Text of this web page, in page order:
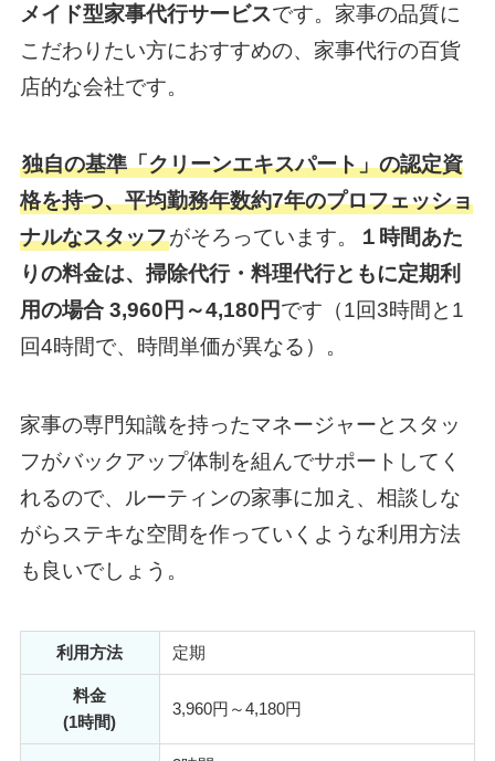
メイド型家事代行サービスです。家事の品質に
こだわりたい方におすすめの、家事代行の百貨
店的な会社です。
独自の基準「クリーンエキスパート」の認定資
格を持つ、平均勤務年数約7年のプロフェッショ
ナルなスタッフがそろっています。
１時間あた
りの料金は、掃除代行・料理代行ともに定期利
用の場合 3,960円～4,180円です（1回3時間と1
回4時間で、時間単価が異なる）。
家事の専門知識を持ったマネージャーとスタッ
フがバックアップ体制を組んでサポートしてく
れるので、ルーティンの家事に加え、相談しな
がらステキな空間を作っていくような利用方法
も良いでしょう。
利用方法 定期
料金
(1時間)
3,960円～4,180円